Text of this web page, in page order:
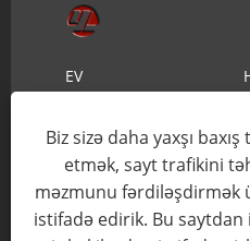
EV
YÜKLƏ
BIZIMLƏ ƏLAQƏ
SAXLAYIN
Biz sizə daha yaxşı
etmək, sayt trafikini
məzmunu fərdiləşdirmək
istifadə edirik. Bu